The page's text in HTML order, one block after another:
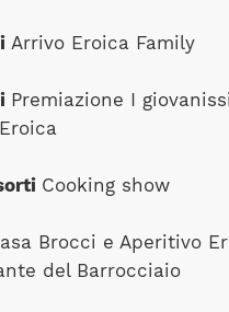
Arrivo Eroica Family
Premiazione I
Cooking show
Brocci e Aperitivo
del Barrocciaio